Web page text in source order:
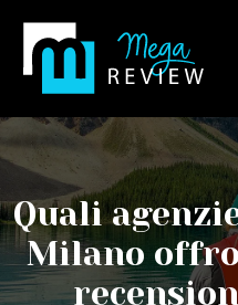
Quali
Milano